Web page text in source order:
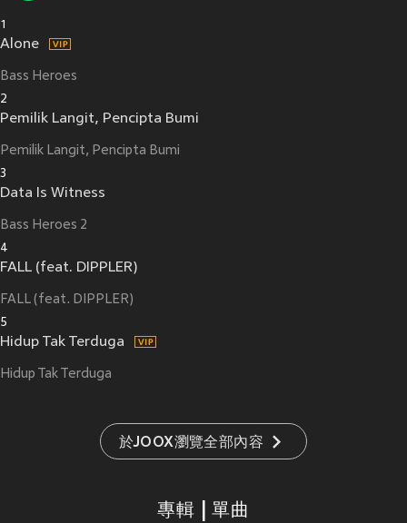
1
Alone
Bass Heroes
2
Pemilik Langit, Pencipta Bumi
Pemilik Langit, Pencipta Bumi
3
Data Is Witness
Bass Heroes 2
4
FALL (feat. DIPPLER)
FALL (feat. DIPPLER)
5
Hidup Tak Terduga
Hidup Tak Terduga
於JOOX瀏覽全部內容
專輯 | 單曲